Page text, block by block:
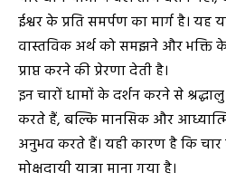
ईश्वर के प्रति समर्पण का मार्ग है। यह
वास्तविक अर्थ को समझने और भक्ति
प्राप्त करने की प्रेरणा देती है।
इन चारों धामों के दर्शन करने से
करते हैं, बल्कि मानसिक और
अनुभव करते हैं। यही कारण है कि चार
मोक्षदायी यात्रा माना गया है।